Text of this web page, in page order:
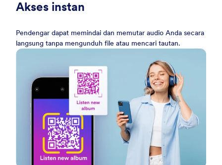
Akses instan
Pendengar dapat memindai dan memutar audio Anda secara
langsung tanpa mengunduh file atau mencari tautan.